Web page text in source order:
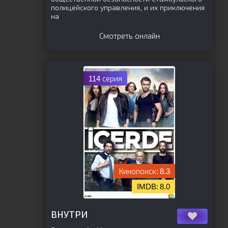
полицейского управления, и их приключения
на
Смотреть онлайн
114 серия
8.3
8.0
ВНУТРИ